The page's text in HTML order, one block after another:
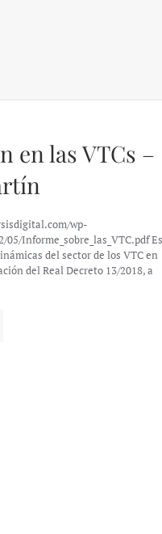
en las VTCs –
wp-
Informe_sobre_las_VTC.pdf
del sector de los VTC en
del Real Decreto 13/2018, a